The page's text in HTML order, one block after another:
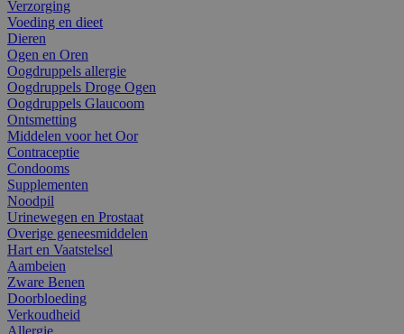
Verzorging
Voeding en dieet
Dieren
Ogen en Oren
Oogdruppels allergie
Oogdruppels Droge Ogen
Oogdruppels Glaucoom
Ontsmetting
Middelen voor het Oor
Contraceptie
Condooms
Supplementen
Noodpil
Urinewegen en Prostaat
Overige geneesmiddelen
Hart en Vaatstelsel
Aambeien
Zware Benen
Doorbloeding
Verkoudheid
Allergie